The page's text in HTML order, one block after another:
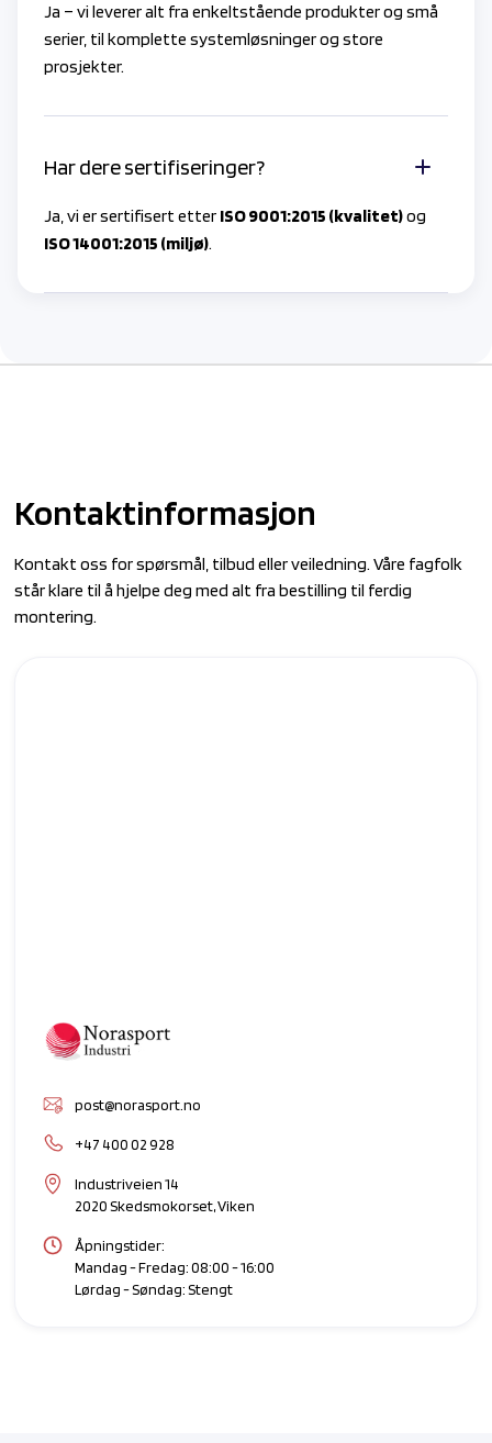
Ja – vi leverer alt fra enkeltstående produkter og små
serier, til komplette systemløsninger og store
prosjekter.
Har dere sertifiseringer?
Ja, vi er sertifisert etter ISO 9001:2015 (kvalitet)og
ISO 14001:2015 (miljø).
Kontaktinformasjon
Kontakt oss for spørsmål, tilbud eller veiledning. Våre fagfolk
står klare til å hjelpe deg med alt fra bestilling til ferdig
montering.
post@norasport.no
+47 400 02 928
Industriveien 14
2020 Skedsmokorset, Viken
Åpningstider:
Mandag - Fredag: 08:00 - 16:00
Lørdag - Søndag: Stengt